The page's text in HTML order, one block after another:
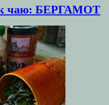
к чаю: БЕРГАМОТ